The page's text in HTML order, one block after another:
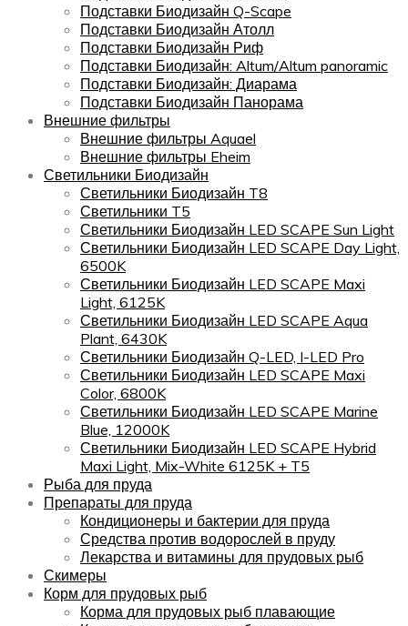
Подставки Биодизайн Q-Scape
Подставки Биодизайн Атолл
Подставки Биодизайн Риф
Подставки Биодизайн: Altum/Altum panoramic
Подставки Биодизайн: Диарама
Подставки Биодизайн Панорама
Внешние фильтры
Внешние фильтры Aquael
Внешние фильтры Eheim
Светильники Биодизайн
Светильники Биодизайн T8
Светильники T5
Светильники Биодизайн LED SCAPE Sun Light
Светильники Биодизайн LED SCAPE Day Light,
6500K
Светильники Биодизайн LED SCAPE Maxi
Light, 6125K
Светильники Биодизайн LED SCAPE Aqua
Plant, 6430K
Светильники Биодизайн Q-LED, I-LED Pro
Светильники Биодизайн LED SCAPE Maxi
Color, 6800K
Светильники Биодизайн LED SCAPE Marine
Blue, 12000K
Светильники Биодизайн LED SCAPE Hybrid
Maxi Light, Mix-White 6125K + T5
Рыба для пруда
Препараты для пруда
Кондиционеры и бактерии для пруда
Средства против водорослей в пруду
Лекарства и витамины для прудовых рыб
Скимеры
Корм для прудовых рыб
Корма для прудовых рыб плавающие